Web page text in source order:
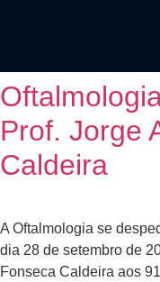
Prof. Jorge
Caldeira
A Oftalmologia se
dia 28 de setembro de
Fonseca Caldeira aos